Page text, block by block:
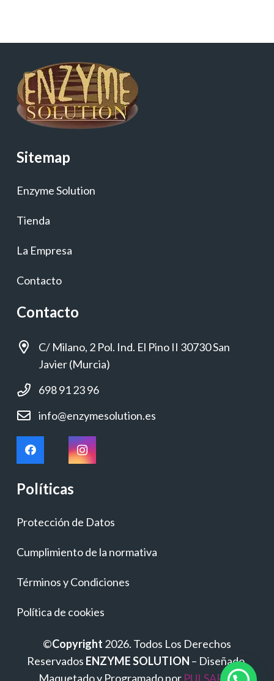
Sitemap
Enzyme Solution
Tienda
La Empresa
Contacto
Contacto
C/ Milano, 2 Pol. Ind. El Pino II 30730 San
Javier (Murcia)
698 91 23 96
info@enzymesolution.es
Políticas
Protección de Datos
Cumplimiento de la normativa
Términos y Condiciones
Política de cookies
©Copyright 2026. Todos Los Derechos
Reservados ENZYME SOLUTION – Diseñado,
Maquetado y Programado por PULSAP.es